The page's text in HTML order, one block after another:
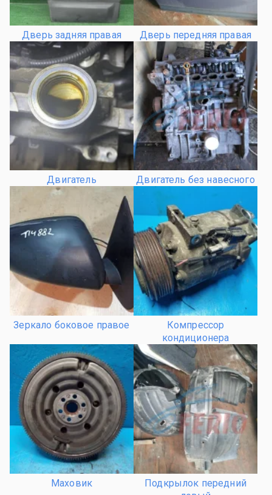
Дверь задняя правая Дверь передняя правая
Двигатель Двигатель без навесного
Зеркало боковое правое
Компрессор
кондиционера
Маховик
Подкрылок передний